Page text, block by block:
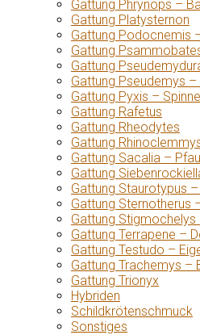
Gattung Phrynops –
Gattung Platysternon
Gattung Podocnemis
Gattung
Gattung
Gattung Pseudemys
Gattung Pyxis –
Gattung Rafetus
Gattung Rheodytes
Gattung
Gattung Sacalia –
Gattung
Gattung Staurotypus
Gattung Sternotherus
Gattung
Gattung Terrapene –
Gattung Testudo –
Gattung Trachemys –
Gattung Trionyx
Hybriden
Schildkrötenschmuck
Sonstiges